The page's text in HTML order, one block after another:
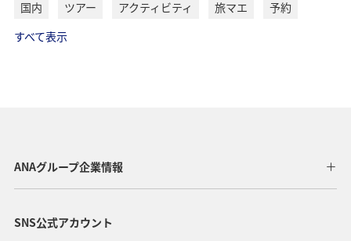
国内 ツアー アクティビティ 旅マエ
予約
すべて表示
ANAグループ企業情報
SNS公式アカウント